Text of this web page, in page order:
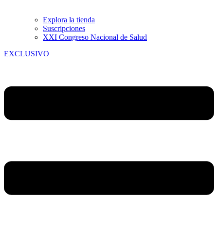
Explora la tienda
Suscripciones
XXI Congreso Nacional de Salud
EXCLUSIVO